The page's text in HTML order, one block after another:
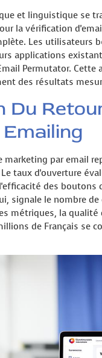
et linguistique se
la vérification
Les
applications
Permutator.
des résultats
Du
marketing par email
taux d'ouverture
des
signale le nombre
métriques, la
de Français se